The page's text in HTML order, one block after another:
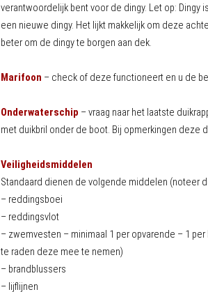
verantwoordelijk bent voor de dingy. Let op:
een nieuwe dingy. Het lijkt makkelijk om deze
beter om de dingy te borgen aan dek.
Marifoon – check of deze functioneert en u de
Onderwaterschip – vraag naar het laatste
met duikbril onder de boot. Bij opmerkingen deze
Veiligheidsmiddelen
Standaard dienen de volgende middelen (noteer
– reddingsboei
– reddingsvlot
– zwemvesten – minimaal 1 per opvarende – 1
te raden deze mee te nemen)
– brandblussers
– lijflijnen